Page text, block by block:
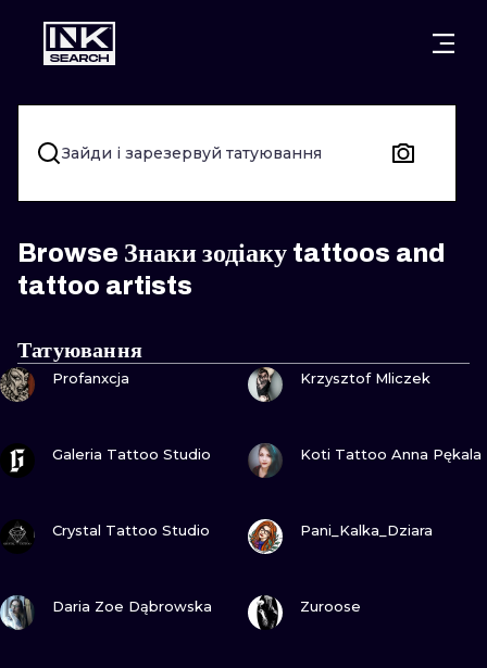
МІСТ ВАРШАВА
КРАКІВ ВРОЦЛАВ
БЕРЛІН ЛОНДОН
МІЛАН ЕДІНБУРГ
МАНЧЕСТЕР
БУДАПЕШТ
НАПИС
ХЭНДПОУК
БЛЭКВОРК
ЛІНІЙНИЙ
Зайди і зарезервуй татуювання
Browse Знаки зодіаку tattoos and
tattoo artists
Татуювання
ПОДИВИСЬ
Profanxcja
ПОДИВИСЬ
Krzysztof Mliczek
Galeria Tattoo Studio Koti Tattoo Anna Pękala
Crystal Tattoo Studio Pani_Kalka_Dziara
Daria Zoe Dąbrowska Zuroose